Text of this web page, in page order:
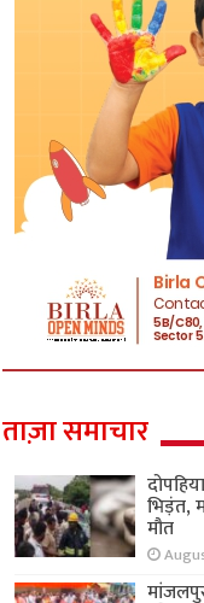
ताज़ा समाचार
भिड़ंत,
मौत